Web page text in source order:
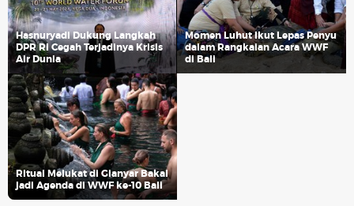
Hasnuryadi Dukung Langkah
DPR RI Cegah Terjadinya Krisis
Air Dunia
Momen Luhut Ikut Lepas Penyu
dalam Rangkaian Acara WWF
di Bali
Ritual Melukat di Gianyar Bakal
jadi Agenda di WWF ke-10 Bali